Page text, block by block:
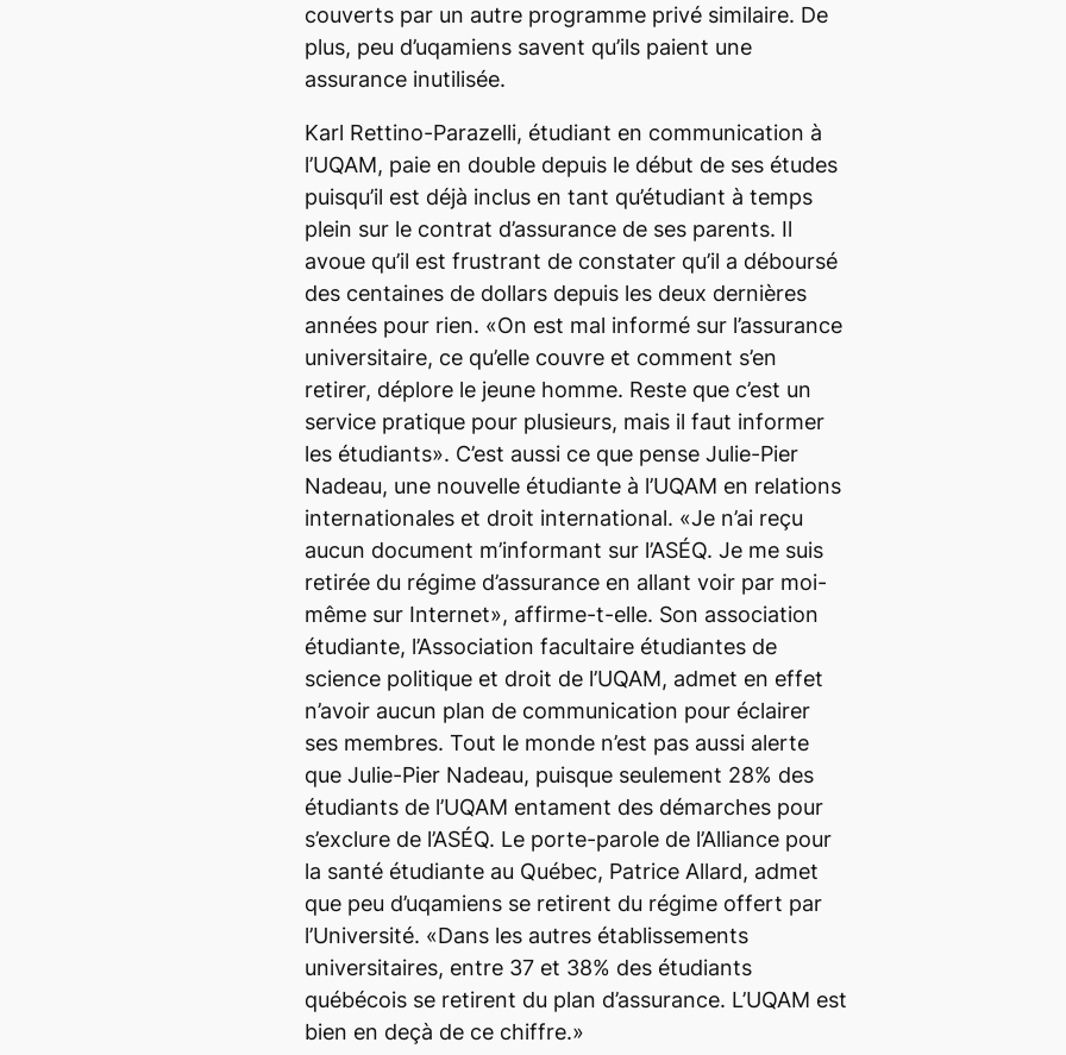
couverts par un autre programme privé similaire. De
plus, peu d’uqamiens savent qu’ils paient une
assurance inutilisée.
Karl Rettino-Parazelli, étudiant en communication à
l’UQAM, paie en double depuis le début de ses études
puisqu’il est déjà inclus en tant qu’étudiant à temps
plein sur le contrat d’assurance de ses parents. Il
avoue qu’il est frustrant de constater qu’il a déboursé
des centaines de dollars depuis les deux dernières
années pour rien. «On est mal informé sur l’assurance
universitaire, ce qu’elle couvre et comment s’en
retirer, déplore le jeune homme. Reste que c’est un
service pratique pour plusieurs, mais il faut informer
les étudiants». C’est aussi ce que pense Julie-Pier
Nadeau, une nouvelle étudiante à l’UQAM en relations
internationales et droit international. «Je n’ai reçu
aucun document m’informant sur l’ASÉQ. Je me suis
retirée du régime d’assurance en allant voir par moi-
même sur Internet», affirme-t-elle. Son association
étudiante, l’Association facultaire étudiantes de
science politique et droit de l’UQAM, admet en effet
n’avoir aucun plan de communication pour éclairer
ses membres. Tout le monde n’est pas aussi alerte
que Julie-Pier Nadeau, puisque seulement 28% des
étudiants de l’UQAM entament des démarches pour
s’exclure de l’ASÉQ. Le porte-parole de l’Alliance pour
la santé étudiante au Québec, Patrice Allard, admet
que peu d’uqamiens se retirent du régime offert par
l’Université. «Dans les autres établissements
universitaires, entre 37 et 38% des étudiants
québécois se retirent du plan d’assurance. L’UQAM est
bien en deçà de ce chiffre.»